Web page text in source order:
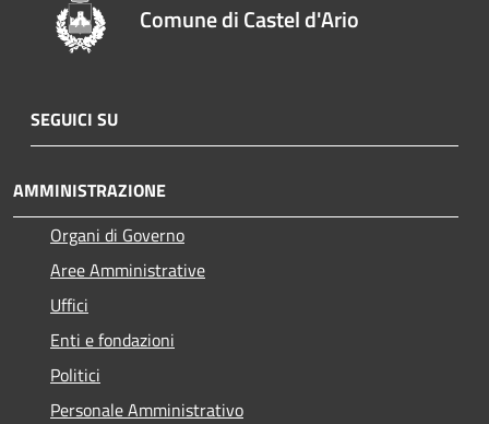
Comune di Castel d'Ario
SEGUICI SU
AMMINISTRAZIONE
Organi di Governo
Aree Amministrative
Uffici
Enti e fondazioni
Politici
Personale Amministrativo